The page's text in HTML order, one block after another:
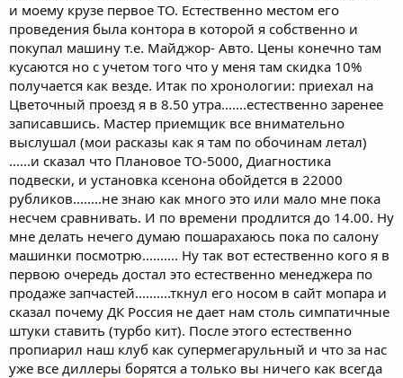
и моему крузе первое ТО. Естественно местом его
проведения была контора в которой я собственно и
покупал машину т.е. Майджор- Авто. Цены конечно там
кусаются но с учетом того что у меня там скидка 10%
получается как везде. Итак по хронологии: приехал на
Цветочный проезд я в 8.50 утра.......естественно заренее
записавшись. Мастер приемщик все внимательно
выслушал (мои расказы как я там по обочинам летал)
......и сказал что Плановое ТО-5000, Диагностика
подвески, и установка ксенона обойдется в 22000
рубликов........не знаю как много это или мало мне пока
несчем сравнивать. И по времени продлится до 14.00. Ну
мне делать нечего думаю пошарахаюсь пока по салону
машинки посмотрю.......... Ну так вот естественно кого я в
первою очередь достал это естественно менеджера по
продаже запчастей..........ткнул его носом в сайт мопара и
сказал почему ДК Россия не дает нам столь симпатичные
штуки ставить (турбо кит). После этого естественно
пропиарил наш клуб как супермегарульный и что за нас
уже все диллеры борятся а только вы ничего как всегда